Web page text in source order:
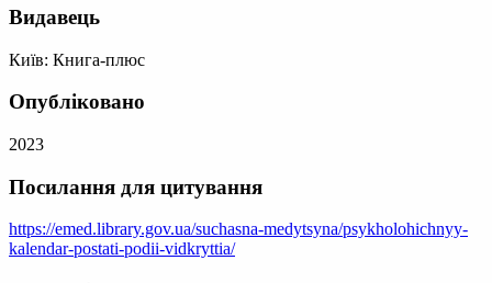
Видавець
Київ: Книга-плюс
Опубліковано
2023
Посилання для цитування
https://emed.library.gov.ua/suchasna-medytsyna/psykholohichnyy-
kalendar-postati-podii-vidkryttia/